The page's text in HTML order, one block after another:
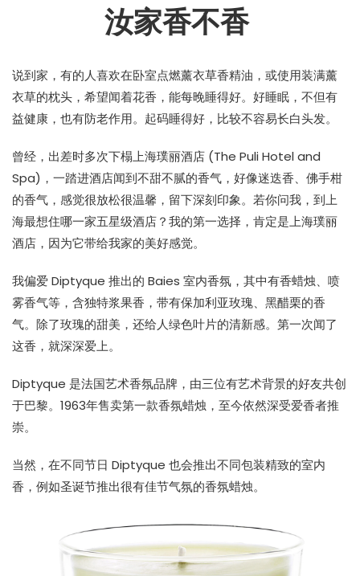
汝家香不香
说到家，有的人喜欢在卧室点燃薰衣草香精油，或使用装满薰
衣草的枕头，希望闻着花香，能每晚睡得好。好睡眠，不但有
益健康，也有防老作用。起码睡得好，比较不容易长白头发。
曾经，出差时多次下榻上海璞丽酒店 (The Puli Hotel and
Spa)，一踏进酒店闻到不甜不腻的香气，好像迷迭香、佛手柑
的香气，感觉很放松很温馨，留下深刻印象。若你问我，到上
海最想住哪一家五星级酒店？我的第一选择，肯定是上海璞丽
酒店，因为它带给我家的美好感觉。
我偏爱 Diptyque 推出的 Baies 室内香氛，其中有香蜡烛、喷
雾香气等，含独特浆果香，带有保加利亚玫瑰、黑醋栗的香
气。除了玫瑰的甜美，还给人绿色叶片的清新感。第一次闻了
这香，就深深爱上。
Diptyque 是法国艺术香氛品牌，由三位有艺术背景的好友共创
于巴黎。1963年售卖第一款香氛蜡烛，至今依然深受爱香者推
崇。
当然，在不同节日 Diptyque 也会推出不同包装精致的室内
香，例如圣诞节推出很有佳节气氛的香氛蜡烛。